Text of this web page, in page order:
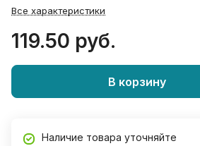
Все характеристики
119.50 руб.
В корзину
Наличие товара уточняйте